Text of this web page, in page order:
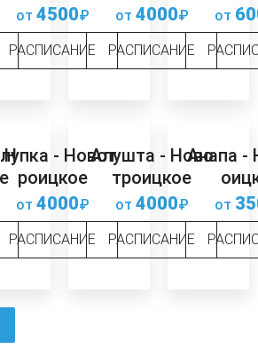
от 4500₽
РАСПИСАНИЕ
от 4000₽
РАСПИСАНИЕ
от
Н
- Новот
роицкое
от 4000₽
РАСПИСАНИЕ
Алушта - Ново
троицкое
от 4000₽
РАСПИСАНИЕ
Анапа -
от